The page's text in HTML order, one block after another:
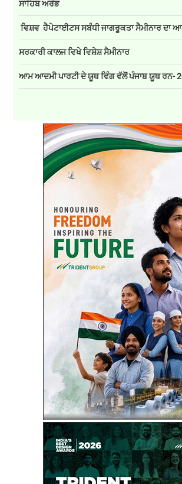
ਸਾਹਿਬ ਅਰੰਭ
ਵਿਸ਼ਵ ਹੈਪੇਟਾਈਟਸ ਸਬੰਧੀ ਜਾਗਰੂਕਤਾ ਸੈਮੀਨਾਰ ਦਾ
ਸਰਕਾਰੀ ਕਾਲਜ ਵਿਖੇ ਵਿਸ਼ੇਸ਼ ਸੈਮੀਨਾਰ
ਆਮ ਆਦਮੀ ਪਾਰਟੀ ਦੇ ਯੂਥ ਵਿੰਗ ਵੱਲੋਂ ਪੰਜਾਬ ਯੂਥ ਰਨ-